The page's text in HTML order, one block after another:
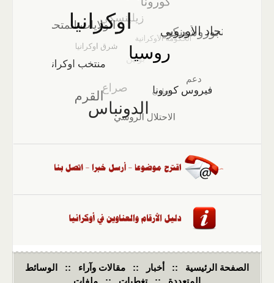
الصفحة الرئيسية :: أخبار :: مقالات وآراء ::
الوسائط